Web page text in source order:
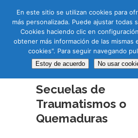
CAT ENG
04 JUL
Secuelas de
Traumatismos o
Quemaduras
En este sitio se utilizan cookies para
más personalizada. Puede ajustar todas
Cookies haciendo clic en
obtener más información de las mismas
cookies". Para seguir navegando
Estoy de acuerdo No usar